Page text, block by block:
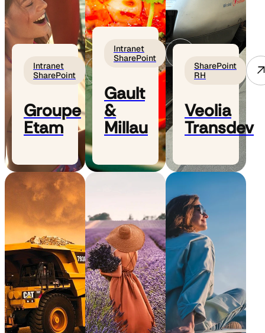
Intranet
SharePoint
Groupe
Etam
Intranet
SharePoint
Gault
&
Millau
SharePoint
RH
Veolia
Transdev